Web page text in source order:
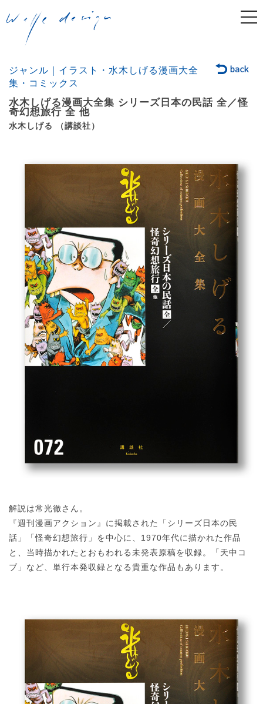
ジャンル｜イラスト・水木しげる漫画大全
集・コミックス
水木しげる漫画大全集 シリーズ日本の民話 全／怪
奇幻想旅行 全 他
水木しげる （講談社）
解説は常光徹さん。
『週刊漫画アクション』に掲載された「シリーズ日本の民
話」「怪奇幻想旅行」を中心に、1970年代に描かれた作品
と、当時描かれたとおもわれる未発表原稿を収録。「天中コ
ブ」など、単行本発収録となる貴重な作品もあります。